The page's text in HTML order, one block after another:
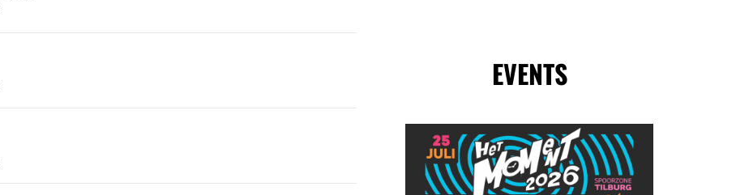
EVENTS